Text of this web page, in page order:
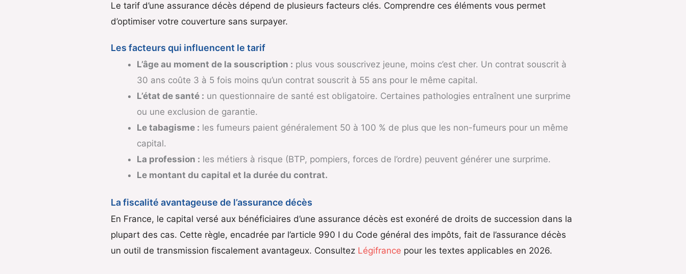
Le tarif d’une assurance décès dépend de plusieurs facteurs clés. Comprendre ces éléments vous permet
d’optimiser votre couverture sans surpayer.
Les facteurs qui influencent le tarif
L’âge au moment de la souscription : plus vous souscrivez jeune, moins c’est cher. Un contrat souscrit à
30 ans coûte 3 à 5 fois moins qu’un contrat souscrit à 55 ans pour le même capital.
L’état de santé : un questionnaire de santé est obligatoire. Certaines pathologies entraînent une surprime
ou une exclusion de garantie.
Le tabagisme : les fumeurs paient généralement 50 à 100 % de plus que les non-fumeurs pour un même
capital.
La profession : les métiers à risque (BTP, pompiers, forces de l’ordre) peuvent générer une surprime.
Le montant du capital et la durée du contrat.
La fiscalité avantageuse de l’assurance décès
En France, le capital versé aux bénéficiaires d’une assurance décès est exonéré de droits de succession dans la
plupart des cas. Cette règle, encadrée par l’article 990 I du Code général des impôts, fait de l’assurance décès
un outil de transmission fiscalement avantageux. Consultez Légifrance pour les textes applicables en 2026.